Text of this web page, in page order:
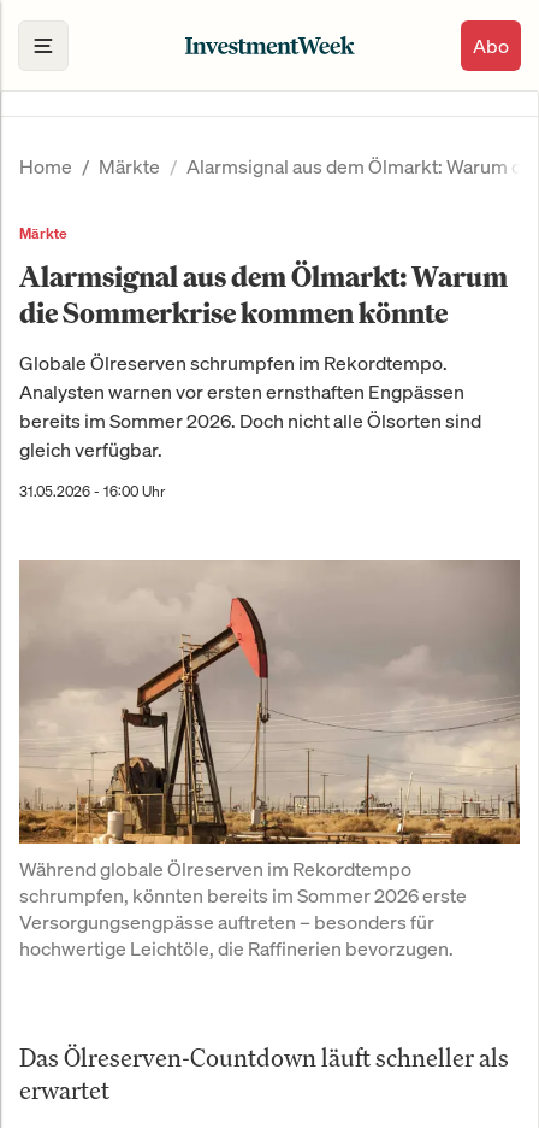
Abo
Home Märkte Alarmsignal aus dem Ölmarkt: Warum
Märkte
Alarmsignal aus dem Ölmarkt: Warum
die Sommerkrise kommen könnte
Globale Ölreserven schrumpfen im Rekordtempo.
Analysten warnen vor ersten ernsthaften Engpässen
bereits im Sommer 2026. Doch nicht alle Ölsorten sind
gleich verfügbar.
31.05.2026 - 16:00 Uhr
Während globale Ölreserven im Rekordtempo
schrumpfen, könnten bereits im Sommer 2026 erste
Versorgungsengpässe auftreten – besonders für
hochwertige Leichtöle, die Raffinerien bevorzugen.
Das Ölreserven-Countdown läuft schneller als
erwartet